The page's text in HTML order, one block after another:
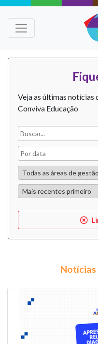
Veja as últimas notícias
Conviva Educação
Notícias